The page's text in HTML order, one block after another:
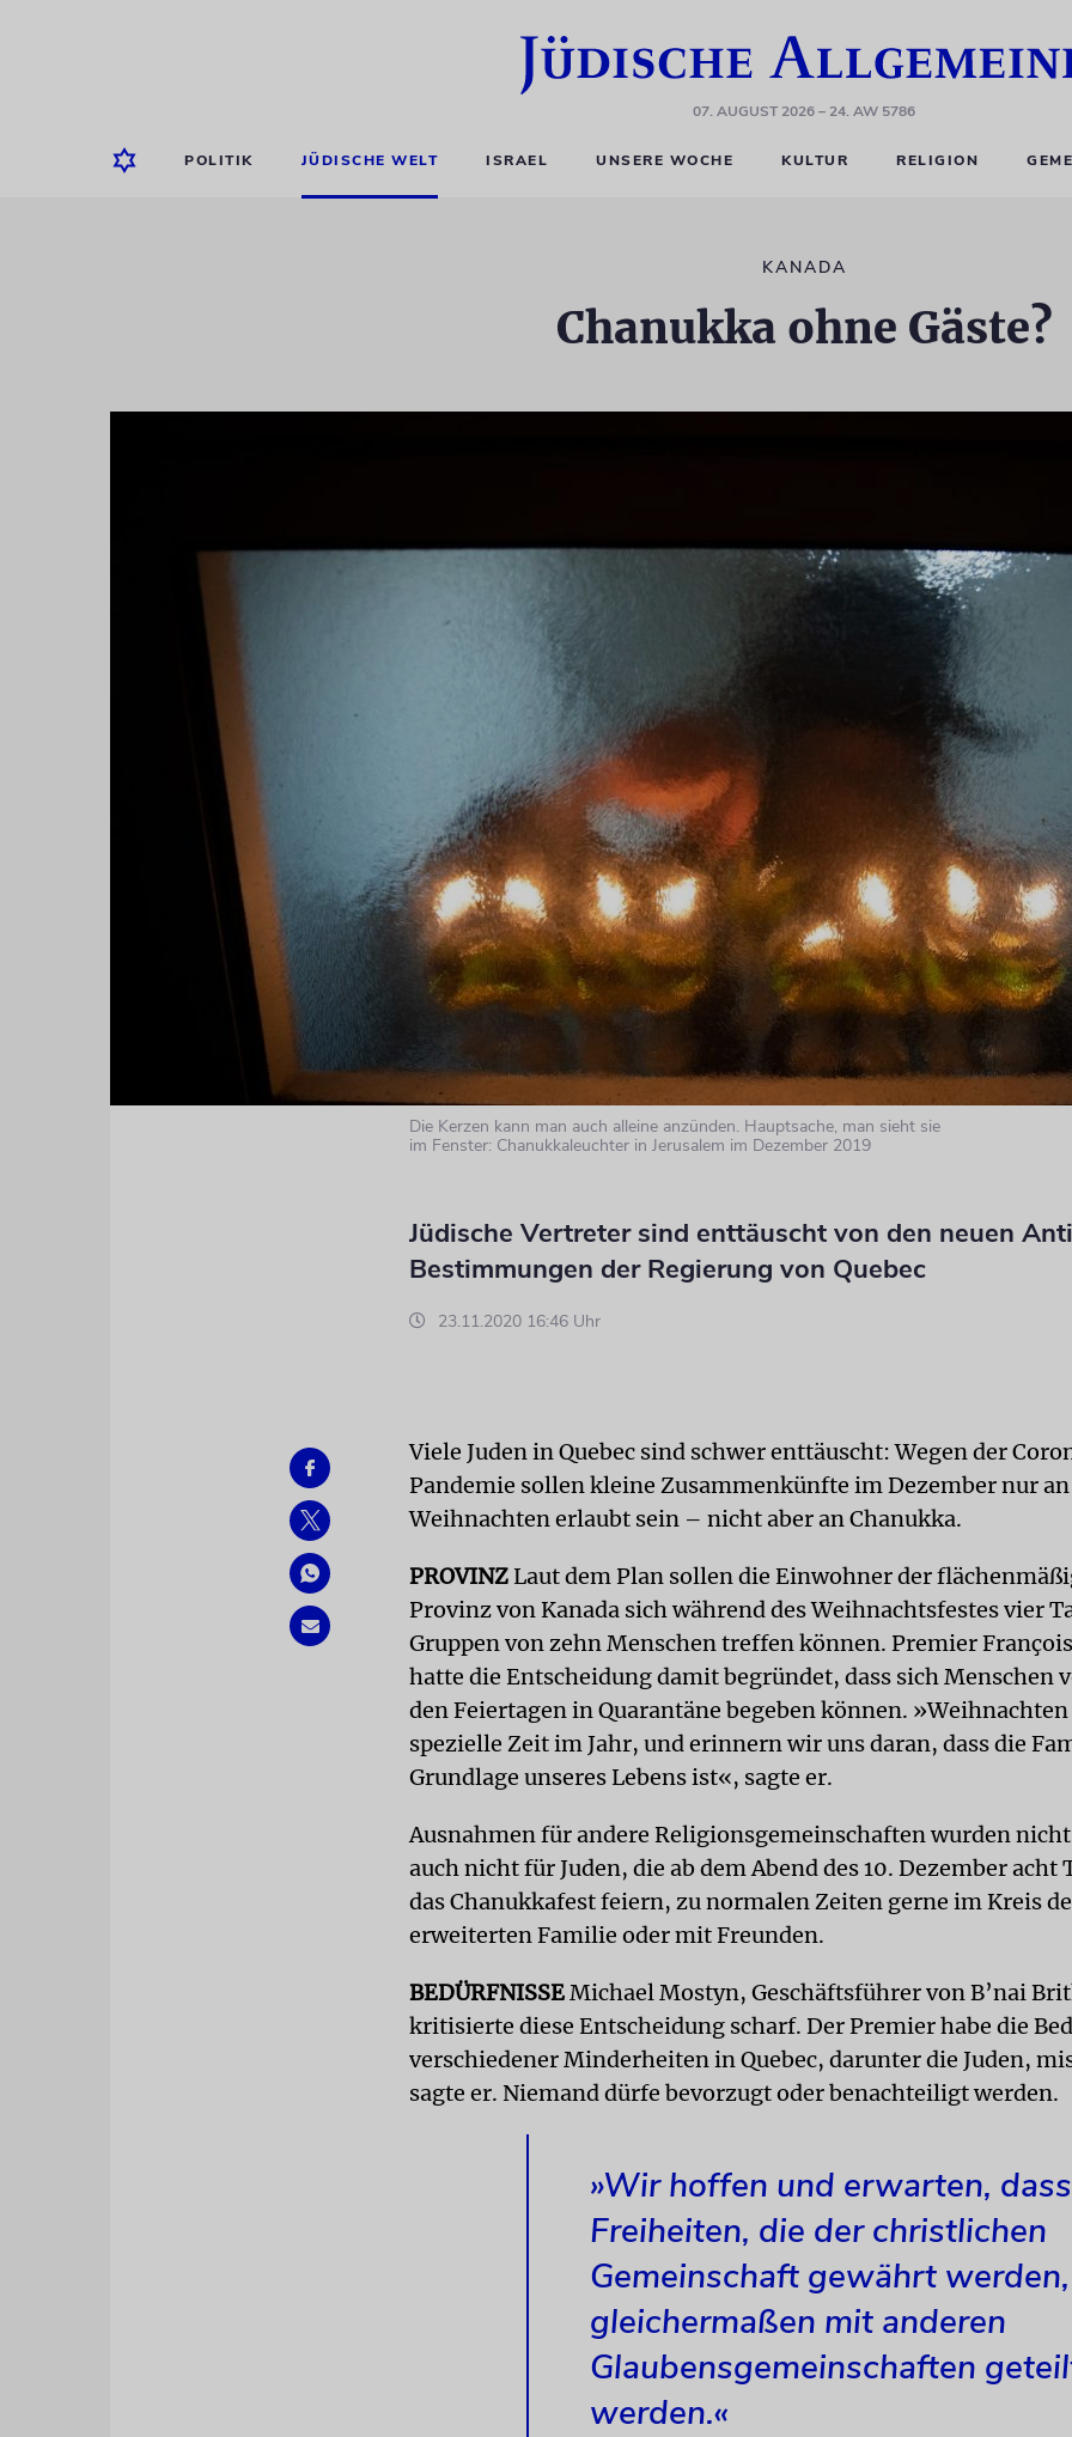
07. AUGUST 2026– 24. AW 5786
POLITIK JÜDISCHE WELT ISRAEL UNSERE WOCHE KULTUR RELIGION
KANADA
Chanukka ohne Gäste?
Die Kerzen kann man auch alleine anzünden. Hauptsache, man sieht sie
im Fenster: Chanukkaleuchter in Jerusalem im Dezember 2019
Jüdische Vertreter sind enttäuscht von den neuen
Bestimmungen der Regierung von Quebec
23.11.2020 16:46 Uhr
Viele Juden in Quebec sind schwer enttäuscht: Wegen der
Pandemie sollen kleine Zusammenkünfte im Dezember nur an
Weihnachten erlaubt sein – nicht aber an Chanukka.
PROVINZ Laut dem Plan sollen die Einwohner der
Provinz von Kanada sich während des Weihnachtsfestes vier
Gruppen von zehn Menschen treffen können. Premier
hatte die Entscheidung damit begründet, dass sich Menschen
den Feiertagen in Quarantäne begeben können.
spezielle Zeit im Jahr, und erinnern wir uns daran, dass die
Grundlage unseres Lebens ist«, sagte er.
Ausnahmen für andere Religionsgemeinschaften wurden
auch nicht für Juden, die ab dem Abend des 10. Dezember acht
das Chanukkafest feiern, zu normalen Zeiten gerne im Kreis
erweiterten Familie oder mit Freunden.
BEDÜRFNISSEMichael Mostyn, Geschäftsführer von B’nai
kritisierte diese Entscheidung scharf. Der Premier habe die
verschiedener Minderheiten in Quebec, darunter die Juden,
sagte er. Niemand dürfe bevorzugt oder benachteiligt werden.
»Wir hoffen und erwarten,
Freiheiten, die der christlichen
Gemeinschaft gewährt werden,
gleichermaßen mit anderen
Glaubensgemeinschaften
werden.«